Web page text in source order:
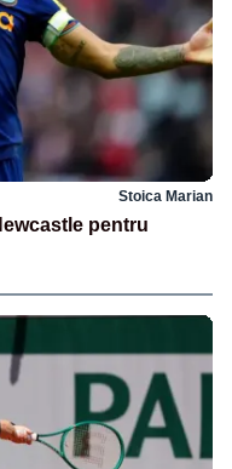
Stoica Marian
pentru